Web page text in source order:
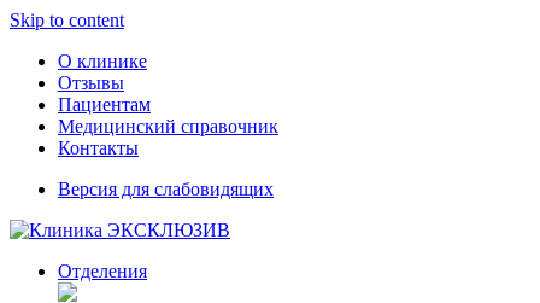
Skip to content
О клинике
Отзывы
Пациентам
Медицинский справочник
Контакты
Версия для слабовидящих
Отделения